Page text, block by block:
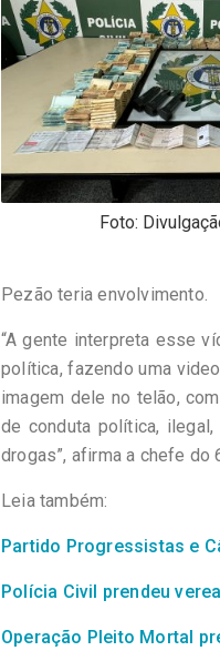
Foto:
Pezão teria envolvimento.
“A gente interpreta esse
política, fazendo uma
imagem dele no telão,
de conduta política,
drogas”, afirma a chefe do
Leia também:
Partido Progressistas e
Polícia Civil prendeu
Operação Pleito Mortal